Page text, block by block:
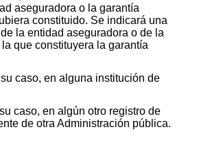
aseguradora o la garantía
constituido. Se indicará una
la entidad aseguradora o de la
que constituyera la garantía
caso, en alguna institución de
caso, en algún otro registro de
de otra Administración pública.